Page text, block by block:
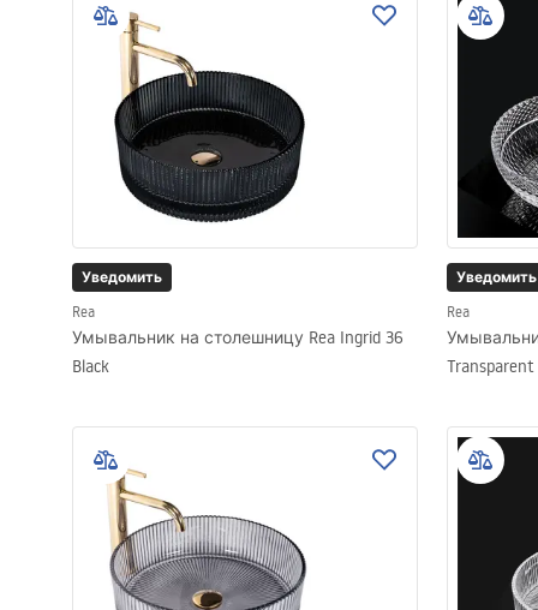
Уведомить
Rea
Умывальник на столешницу Rea Ingrid 36
Black
Уведомить
Rea
Transparent